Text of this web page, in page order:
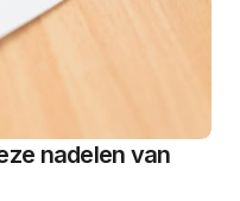
nadelen van